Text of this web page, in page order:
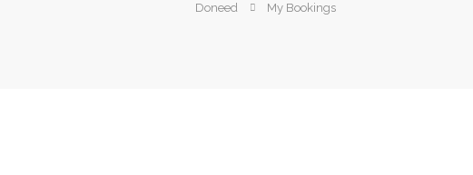
Doneed My Bookings